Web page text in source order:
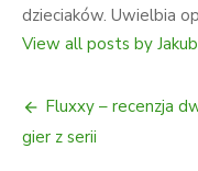
dzieciaków. Uwielbia
View all posts by Jakub
Nawigacja
wpisu
Fluxxy – recenzja
gier z serii